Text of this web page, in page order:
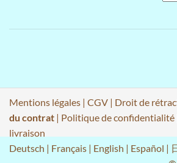
Mentions légales | CGV | Droit de
du contrat | Politique de confidentialité
livraison
Deutsch | Français | English | Español |